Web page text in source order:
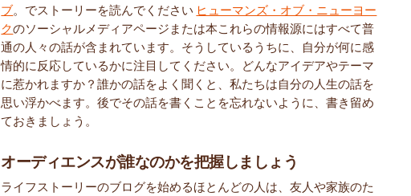
ブ。でストーリーを読んでください ヒューマンズ・オブ・ニューヨー
クのソーシャルメディアページまたは本これらの情報源にはすべて普
通の人々の話が含まれています。そうしているうちに、自分が何に感
情的に反応しているかに注目してください。どんなアイデアやテーマ
に惹かれますか？誰かの話をよく聞くと、私たちは自分の人生の話を
思い浮かべます。後でその話を書くことを忘れないように、書き留め
ておきましょう。
オーディエンスが誰なのかを把握しましょう
ライフストーリーのブログを始めるほとんどの人は、友人や家族のた